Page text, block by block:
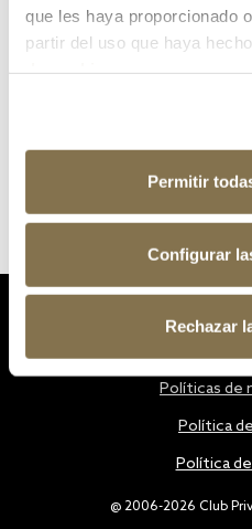
que les haya proporcionado
partir del uso que haya
Permitir
Configurar
Rechazar
@ 2006-2026 Club
Políticas de
Política
Política